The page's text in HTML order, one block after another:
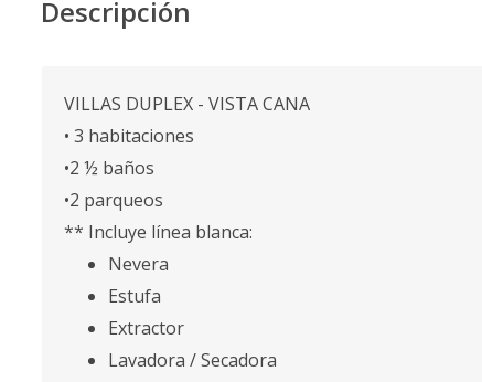
Descripción
VILLAS DUPLEX - VISTA CANA
• 3 habitaciones
•2 ½ baños
•2 parqueos
** Incluye línea blanca:
Nevera
Estufa
Extractor
Lavadora / Secadora